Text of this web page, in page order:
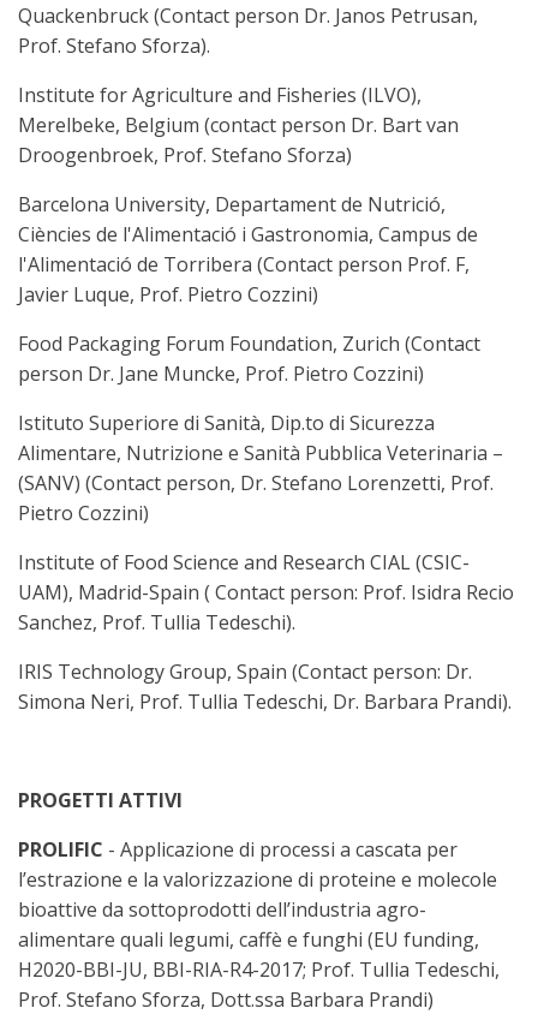
Quackenbruck (Contact person Dr. Janos Petrusan,
Prof. Stefano Sforza).
Institute for Agriculture and Fisheries (ILVO),
Merelbeke, Belgium (contact person Dr. Bart van
Droogenbroek, Prof. Stefano Sforza)
Barcelona University, Departament de Nutrició,
Ciències de l'Alimentació i Gastronomia, Campus de
l'Alimentació de Torribera (Contact person Prof. F,
Javier Luque, Prof. Pietro Cozzini)
Food Packaging Forum Foundation, Zurich (Contact
person Dr. Jane Muncke, Prof. Pietro Cozzini)
Istituto Superiore di Sanità, Dip.to di Sicurezza
Alimentare, Nutrizione e Sanità Pubblica Veterinaria –
(SANV) (Contact person, Dr. Stefano Lorenzetti, Prof.
Pietro Cozzini)
Institute of Food Science and Research CIAL (CSIC-
UAM), Madrid-Spain ( Contact person: Prof. Isidra Recio
Sanchez, Prof. Tullia Tedeschi).
IRIS Technology Group, Spain (Contact person: Dr.
Simona Neri, Prof. Tullia Tedeschi, Dr. Barbara Prandi).
PROGETTI ATTIVI
PROLIFIC - Applicazione di processi a cascata per
l’estrazione e la valorizzazione di proteine e molecole
bioattive da sottoprodotti dell’industria agro-
alimentare quali legumi, caffè e funghi (EU funding,
H2020-BBI-JU, BBI-RIA-R4-2017; Prof. Tullia Tedeschi,
Prof. Stefano Sforza, Dott.ssa Barbara Prandi)